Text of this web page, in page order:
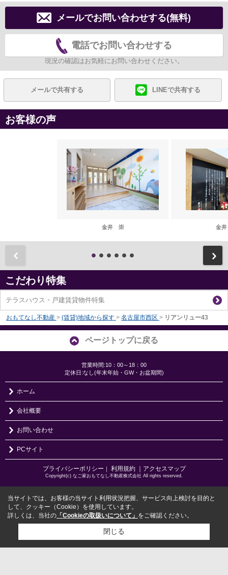
メールでお問い合わせする(無料)
電話でお問い合わせする
現況の確認はお気軽にお問い合わせください。
メールで共有する LINEで共有する
お客様の声
金井 崇 金
こだわり特集
テラスハウス・戸建賃貸物件特集
おもてなし不動産 > (賃貸)地域から探す > 名古屋市西区 > リアンリュー43
ページトップに戻る
営業時間:10：00～18：00
定休日:なし(年末年始・GW・お盆期間)
ホーム
会社概要
お問い合わせ
PCサイト
プライバシーポリシー 利用規約 ｜アクセスマップ
Copyright(c) なご家おもてなし不動産株式会社 All rights reserved.
当サイトでは、お客様の当サイト利用状況把握、サービス向上検討を目的と
して、クッキー（Cookie）を使用しています。
詳しくは、当社の 「Cookieの取扱いについて」 をご確認ください。
閉じる